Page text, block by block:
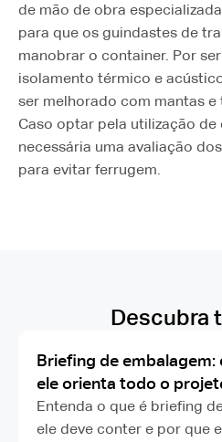
de mão de obra
para que os guindastes de
manobrar o container. Por
isolamento térmico e
ser melhorado com mantas
Caso optar pela utilização
necessária uma avaliação
para evitar ferrugem.
Descubra
Briefing de embalagem:
ele orienta todo o
Entenda o que é briefing
ele deve conter e por que